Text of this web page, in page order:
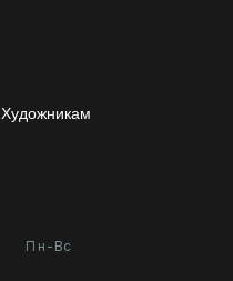
Пн-Вс
Художникам